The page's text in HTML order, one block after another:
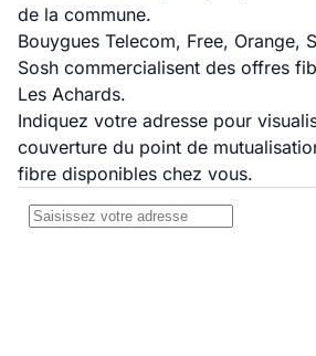
de la commune.
Bouygues Telecom, Free, Orange,
Sosh commercialisent des offres
Les Achards.
Indiquez votre adresse pour
couverture du point de
fibre disponibles chez vous.